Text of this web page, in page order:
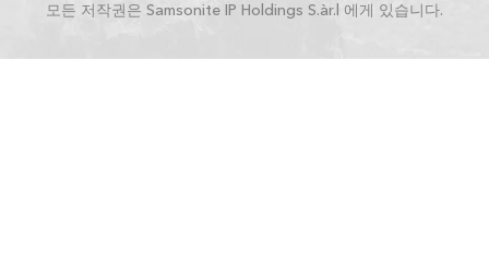
모든 저작권은 Samsonite IP Holdings S.àr.l 에게 있습니다.